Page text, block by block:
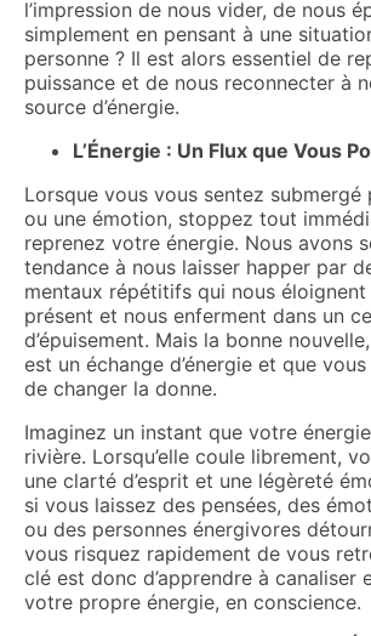
l’impression de nous vider, de nous
simplement en pensant à une
personne ? Il est alors essentiel de
puissance et de nous reconnecter à
source d’énergie.
L’Énergie : Un Flux que Vous
Lorsque vous vous sentez submergé
ou une émotion, stoppez tout
reprenez votre énergie. Nous avons
tendance à nous laisser happer par
mentaux répétitifs qui nous
présent et nous enferment dans un
d’épuisement. Mais la bonne
est un échange d’énergie et que
de changer la donne.
Imaginez un instant que votre
rivière. Lorsqu’elle coule librement,
une clarté d’esprit et une légèreté
si vous laissez des pensées, des
ou des personnes énergivores
vous risquez rapidement de vous
clé est donc d’apprendre à canaliser
votre propre énergie, en conscience.